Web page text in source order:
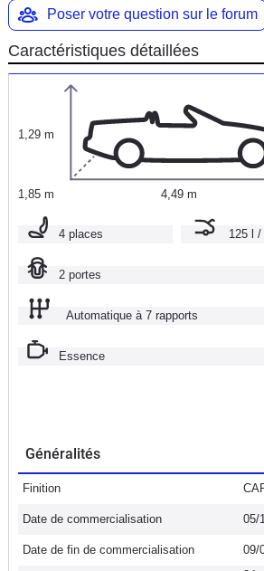
Poser votre question sur le forum
Caractéristiques détaillées
1,29 m
1,85 m 4,49 m
4 places 125 l /
2 portes
Automatique à 7 rapports
Essence
Généralités
Finition
Date de commercialisation 05/
Date de fin de commercialisation 09/